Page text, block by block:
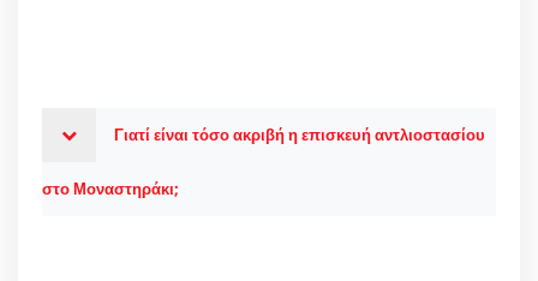
Γιατί είναι τόσο ακριβή η επισκευή αντλιοστασίου
στο Μοναστηράκι;